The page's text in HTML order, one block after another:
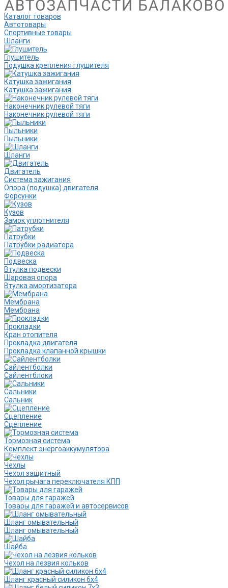
Каталог товаров
Автотовары
Спортивные товары
Шланги
Глушитель
Подушка крепления глушителя
Катушка зажигания
Катушка зажигания
Наконечник рулевой тяги
Наконечник рулевой тяги
Пыльники
Пыльники
Шланги
Двигатель
Система зажигания
Опора (подушка) двигателя
Форсунки
Кузов
Замок уплотнителя
Патрубки
Патрубки радиатора
Подвеска
Втулка подвески
Шаровая опора
Втулка амортизатора
Мембрана
Мембрана
Прокладки
Кран отопителя
Прокладка двигателя
Прокладка клапанной крышки
Сайлентболки
Сайлентблоки
Сальники
Сальник
Сцепление
Сцепление
Тормозная система
Комплект энергоаккумулятора
Чехлы
Чехол защитный
Чехол рычага переключателя КПП
Товары для гаражей
Товары для гаражей и автосервисов
Шланг омывательный
Шланг омывательный
Шайба
Чехол на лезвия кольков
Шланг красный силикон 6х4